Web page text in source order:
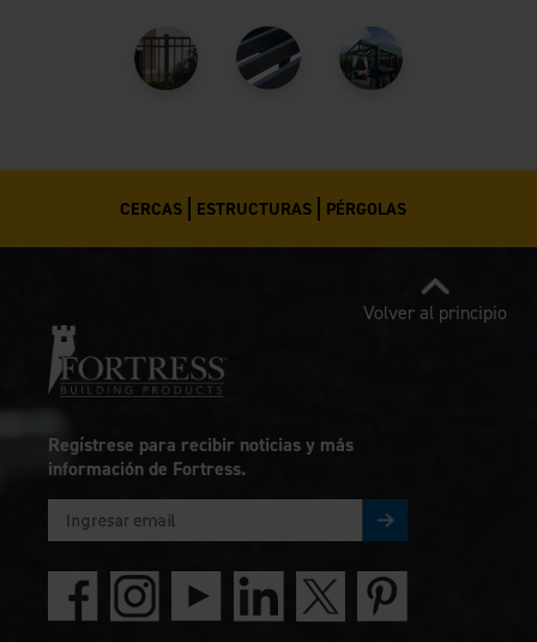
CERCAS ESTRUCTURAS PÉRGOLAS
Regístrese para recibir noticias y más
información de Fortress.
Volver al principio